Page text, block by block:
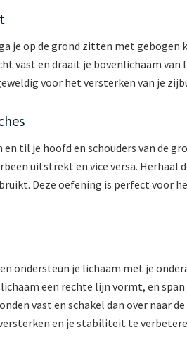
je op de grond zitten met gebogen
vast en draait je bovenlichaam van
voor het versterken van je
en til je hoofd en schouders van de
uitstrekt en vice versa. Herhaal
Deze oefening is perfect voor
ondersteun je lichaam met je
een rechte lijn vormt, en
vast en schakel dan over naar
en je stabiliteit te